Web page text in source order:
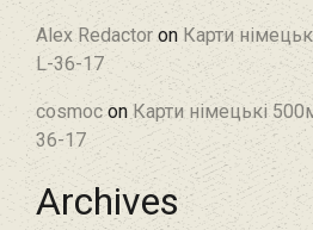
Alex Redactor on Карти
L-36-17
cosmoc on Карти німецькі
36-17
Archives